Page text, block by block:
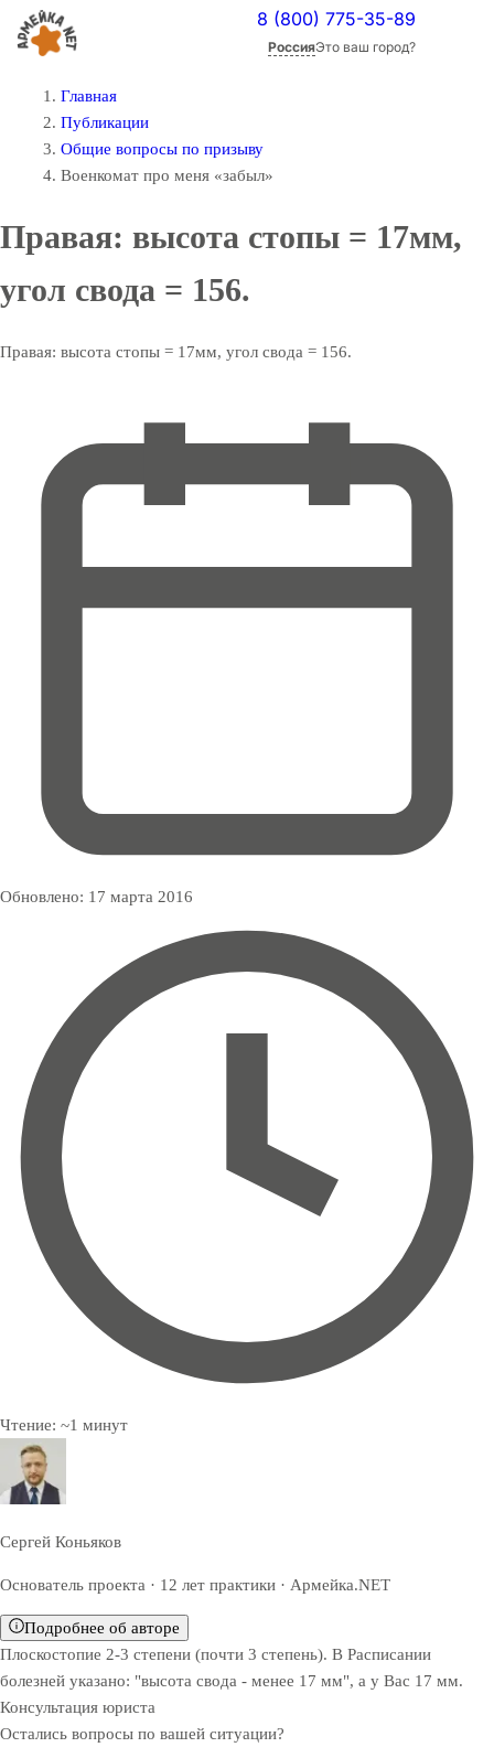
8 (800) 775-35-89
РоссияЭто ваш город?
Главная
Публикации
Общие вопросы по призыву
Военкомат про меня «забыл»
Правая: высота стопы = 17мм,
угол свода = 156.
Правая: высота стопы = 17мм, угол свода = 156.
Обновлено: 17 марта 2016
Чтение: ~1 минут
Сергей Коньяков
Основатель проекта · 12 лет практики · Армейка.NET
Подробнее об авторе
Плоскостопие 2-3 степени (почти 3 степень). В Расписании
болезней указано: "высота свода - менее 17 мм", а у Вас 17 мм.
Консультация юриста
Остались вопросы по вашей ситуации?